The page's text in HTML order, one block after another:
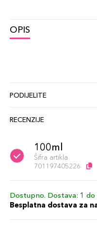
OPIS
PODIJELITE
RECENZIJE
100ml
Šifra artikla
701197405226
Dostupno. Dostava: 1
Besplatna dostava za